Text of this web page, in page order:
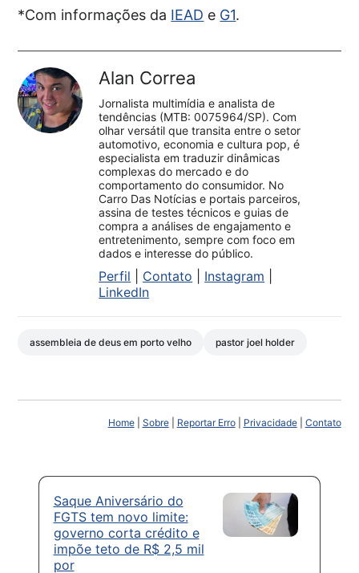
*Com informações da IEAD e G1.
Alan Correa
Jornalista multimídia e analista de
tendências (MTB: 0075964/SP). Com
olhar versátil que transita entre o setor
automotivo, economia e cultura pop, é
especialista em traduzir dinâmicas
complexas do mercado e do
comportamento do consumidor. No
Carro Das Notícias e portais parceiros,
assina de testes técnicos e guias de
compra a análises de engajamento e
entretenimento, sempre com foco em
dados e interesse do público.
Perfil Contato Instagram
LinkedIn
assembleia de deus em porto velho pastor joel holder
Home| Sobre| Reportar Erro| Privacidade| Contato
Saque Aniversário do
FGTS tem novo limite:
governo corta crédito e
impõe teto de R$ 2,5 mil
por